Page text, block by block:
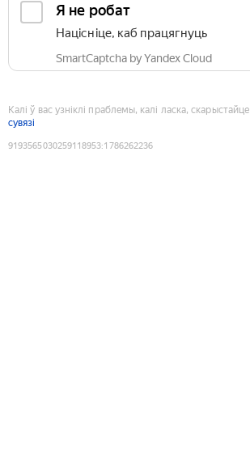
Я не робат
Націсніце, каб працягнуць
SmartCaptcha by Yandex Cloud
Калі ў вас узніклі праблемы, калі ласка, скарыстайце
сувязі
9193565030259118953:1786262236